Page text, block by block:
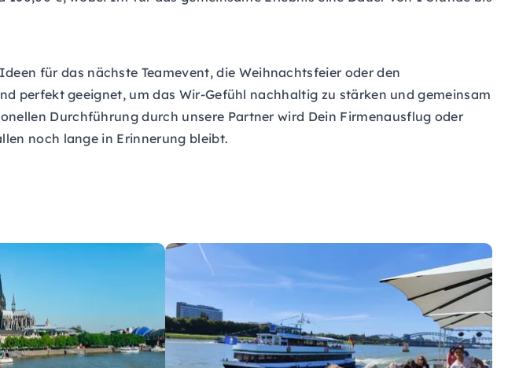
für das nächste Teamevent, die Weihnachtsfeier oder den
perfekt geeignet, um das Wir-Gefühl nachhaltig zu stärken und gemeinsam
Durchführung durch unsere Partner wird Dein Firmenausflug oder
noch lange in Erinnerung bleibt.